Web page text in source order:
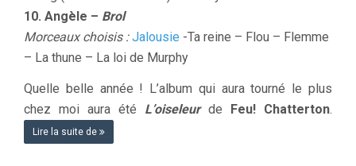
10. Angèle – Brol
Morceaux choisis : Jalousie -Ta reine – Flou – Flemme
– La thune – La loi de Murphy
Quelle belle année ! L’album qui aura tourné le plus
chez moi aura été L’oiseleurde Feu! Chatterton.
Lire la suite de